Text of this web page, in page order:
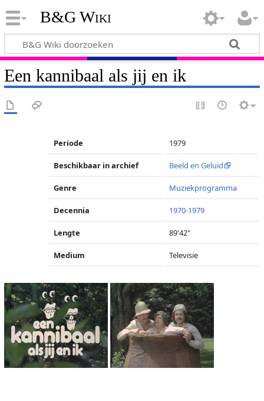
B&G Wiki
Een kannibaal als jij en ik
Periode 1979
Beschikbaar in archief Beeld en Geluid
Genre Muziekprogramma
Decennia 1970-1979
Lengte 89'42"
Medium Televisie